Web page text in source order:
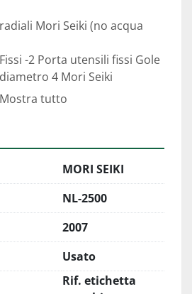
Mori Seiki (no acqua
-2 Porta utensili fissi Gole
4 Mori Seiki
50 MT fisso
da diam. 50 a diam. 32 a
Mostra tutto
MORI SEIKI
NL-2500
2007
Usato
Rif. etichetta